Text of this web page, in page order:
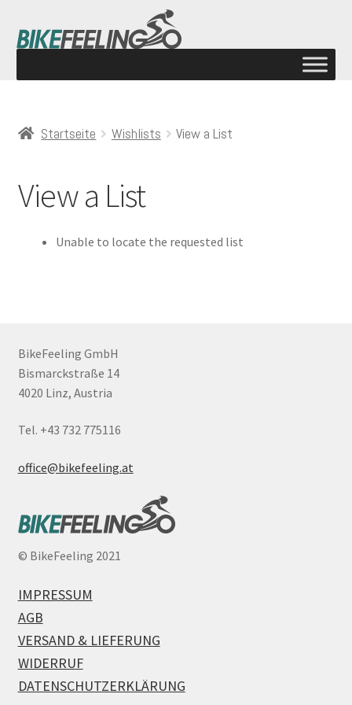
Startseite Wishlists View a List
View a List
Unable to locate the requested list
BikeFeeling GmbH
Bismarckstraße 14
4020 Linz, Austria
Tel. +43 732 775116
office@bikefeeling.at
© BikeFeeling 2021
IMPRESSUM
AGB
VERSAND & LIEFERUNG
WIDERRUF
DATENSCHUTZERKLÄRUNG